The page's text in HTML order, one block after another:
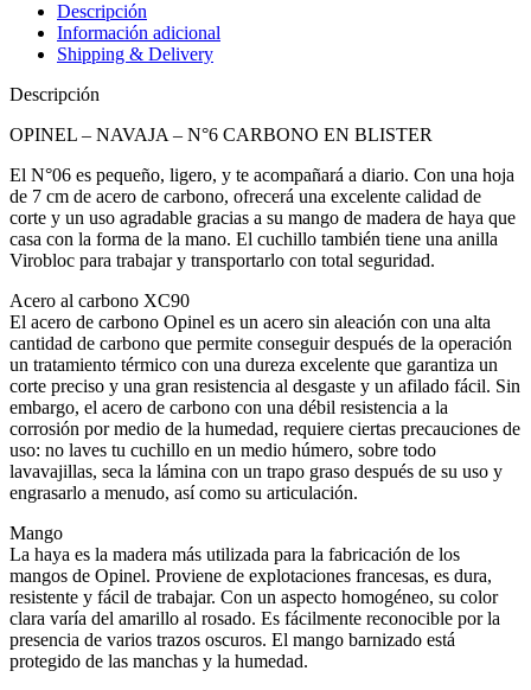
Descripción
Información adicional
Shipping & Delivery
Descripción
OPINEL – NAVAJA – N°6 CARBONO EN BLISTER
El N°06 es pequeño, ligero, y te acompañará a diario. Con una hoja
de 7 cm de acero de carbono, ofrecerá una excelente calidad de
corte y un uso agradable gracias a su mango de madera de haya que
casa con la forma de la mano. El cuchillo también tiene una anilla
Virobloc para trabajar y transportarlo con total seguridad.
Acero al carbono XC90
El acero de carbono Opinel es un acero sin aleación con una alta
cantidad de carbono que permite conseguir después de la operación
un tratamiento térmico con una dureza excelente que garantiza un
corte preciso y una gran resistencia al desgaste y un afilado fácil. Sin
embargo, el acero de carbono con una débil resistencia a la
corrosión por medio de la humedad, requiere ciertas precauciones de
uso: no laves tu cuchillo en un medio húmero, sobre todo
lavavajillas, seca la lámina con un trapo graso después de su uso y
engrasarlo a menudo, así como su articulación.
Mango
La haya es la madera más utilizada para la fabricación de los
mangos de Opinel. Proviene de explotaciones francesas, es dura,
resistente y fácil de trabajar. Con un aspecto homogéneo, su color
clara varía del amarillo al rosado. Es fácilmente reconocible por la
presencia de varios trazos oscuros. El mango barnizado está
protegido de las manchas y la humedad.